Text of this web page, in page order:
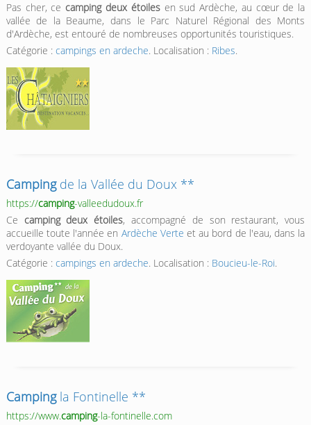
Pas cher, cecamping deux étoilesen sud Ardèche, au cœur de la
vallée de la Beaume, dans le Parc Naturel Régional des Monts
d'Ardèche, est entouré de nombreuses opportunités touristiques.
Catégorie : campings en ardeche. Localisation : Ribes.
Campingde la Vallée du Doux **
https://camping-valleedudoux.fr
Ce camping deux étoiles, accompagné de son restaurant, vous
accueille toute l'année en Ardèche Verte et au bord de l'eau, dans la
verdoyante vallée du Doux.
Catégorie : campings en ardeche. Localisation : Boucieu-le-Roi.
Campingla Fontinelle **
https://www.camping-la-fontinelle.com